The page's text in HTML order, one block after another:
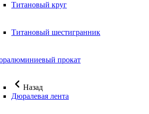
Титановый круг
Титановый шестигранник
прокат
Назад
Дюралевая лента